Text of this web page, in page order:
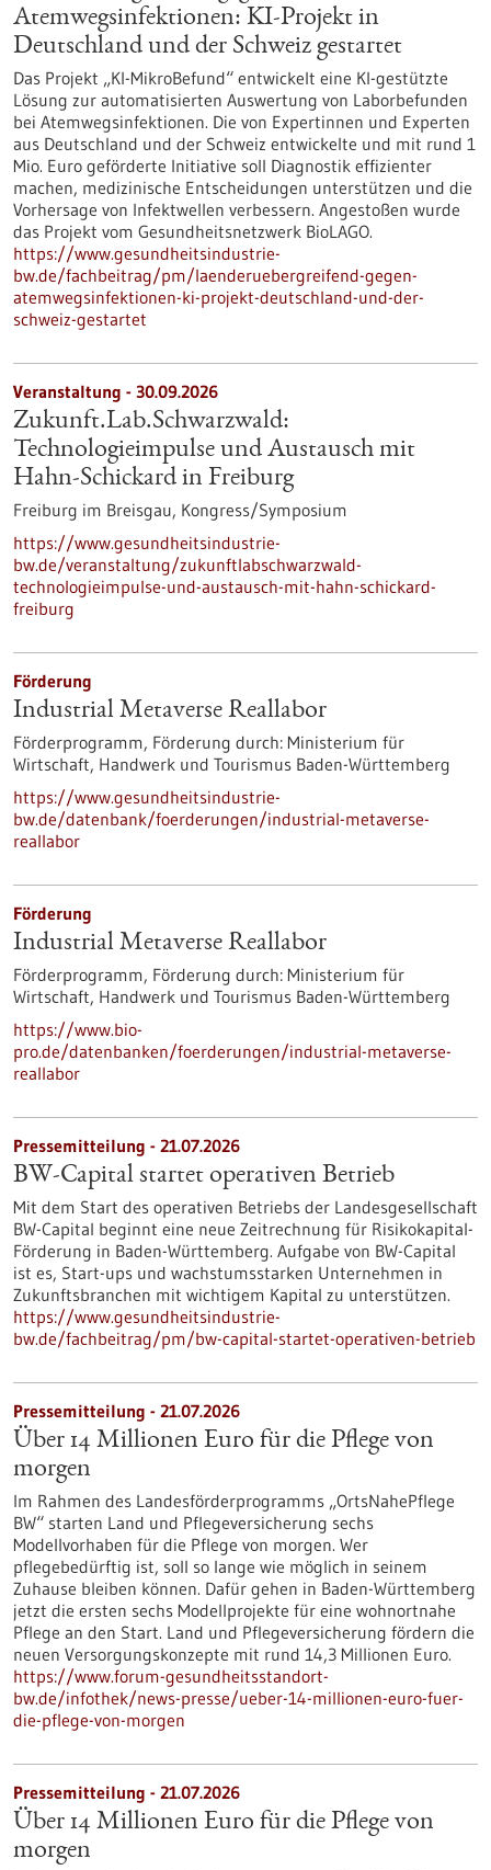
Atemwegsinfektionen: KI-Projekt in
Deutschland und der Schweiz gestartet
Das Projekt „KI-MikroBefund“ entwickelt eine KI-gestützte
Lösung zur automatisierten Auswertung von Laborbefunden
bei Atemwegsinfektionen. Die von Expertinnen und Experten
aus Deutschland und der Schweiz entwickelte und mit rund 1
Mio. Euro geförderte Initiative soll Diagnostik effizienter
machen, medizinische Entscheidungen unterstützen und die
Vorhersage von Infektwellen verbessern. Angestoßen wurde
das Projekt vom Gesundheitsnetzwerk BioLAGO.
https://www.gesundheitsindustrie-
bw.de/fachbeitrag/pm/laenderuebergreifend-gegen-
atemwegsinfektionen-ki-projekt-deutschland-und-der-
schweiz-gestartet
Veranstaltung - 30.09.2026
Zukunft.Lab.Schwarzwald:
Technologieimpulse und Austausch mit
Hahn-Schickard in Freiburg
Freiburg im Breisgau, Kongress/Symposium
https://www.gesundheitsindustrie-
bw.de/veranstaltung/zukunftlabschwarzwald-
technologieimpulse-und-austausch-mit-hahn-schickard-
freiburg
Förderung
Industrial Metaverse Reallabor
Förderprogramm, Förderung durch: Ministerium für
Wirtschaft, Handwerk und Tourismus Baden-Württemberg
https://www.gesundheitsindustrie-
bw.de/datenbank/foerderungen/industrial-metaverse-
reallabor
Förderung
Industrial Metaverse Reallabor
Förderprogramm, Förderung durch: Ministerium für
Wirtschaft, Handwerk und Tourismus Baden-Württemberg
https://www.bio-
pro.de/datenbanken/foerderungen/industrial-metaverse-
reallabor
Pressemitteilung - 21.07.2026
BW-Capital startet operativen Betrieb
Mit dem Start des operativen Betriebs der Landesgesellschaft
BW-Capital beginnt eine neue Zeitrechnung für Risikokapital-
Förderung in Baden-Württemberg. Aufgabe von BW-Capital
ist es, Start-ups und wachstumsstarken Unternehmen in
Zukunftsbranchen mit wichtigem Kapital zu unterstützen.
https://www.gesundheitsindustrie-
bw.de/fachbeitrag/pm/bw-capital-startet-operativen-betrieb
Pressemitteilung - 21.07.2026
Über 14 Millionen Euro für die Pflege von
morgen
Im Rahmen des Landesförderprogramms „OrtsNahePflege
BW“ starten Land und Pflegeversicherung sechs
Modellvorhaben für die Pflege von morgen. Wer
pflegebedürftig ist, soll so lange wie möglich in seinem
Zuhause bleiben können. Dafür gehen in Baden-Württemberg
jetzt die ersten sechs Modellprojekte für eine wohnortnahe
Pflege an den Start. Land und Pflegeversicherung fördern die
neuen Versorgungskonzepte mit rund 14,3 Millionen Euro.
https://www.forum-gesundheitsstandort-
bw.de/infothek/news-presse/ueber-14-millionen-euro-fuer-
die-pflege-von-morgen
Pressemitteilung - 21.07.2026
Über 14 Millionen Euro für die Pflege von
morgen